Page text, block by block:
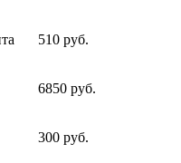
510 руб.
6850 руб.
300 руб.